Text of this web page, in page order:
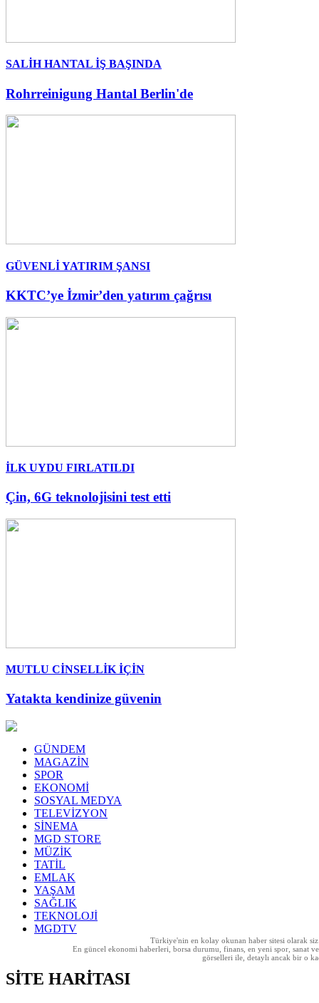
SALİH HANTAL İŞ BAŞINDA
Rohrreinigung Hantal Berlin'de
GÜVENLİ YATIRIM ŞANSI
KKTC’ye İzmir’den yatırım çağrısı
İLK UYDU FIRLATILDI
Çin, 6G teknolojisini test etti
MUTLU CİNSELLİK İÇİN
Yatakta kendinize güvenin
GÜNDEM
MAGAZİN
SPOR
EKONOMİ
SOSYAL MEDYA
TELEVİZYON
SİNEMA
MGD STORE
MÜZİK
TATİL
EMLAK
YAŞAM
SAĞLIK
TEKNOLOJİ
MGDTV
Türkiye'nin en kolay okunan haber sitesi olarak siz
En güncel ekonomi haberleri, borsa durumu, finans, en yeni spor, sanat
görselleri ile, detaylı ancak bir o
SİTE HARİTASI